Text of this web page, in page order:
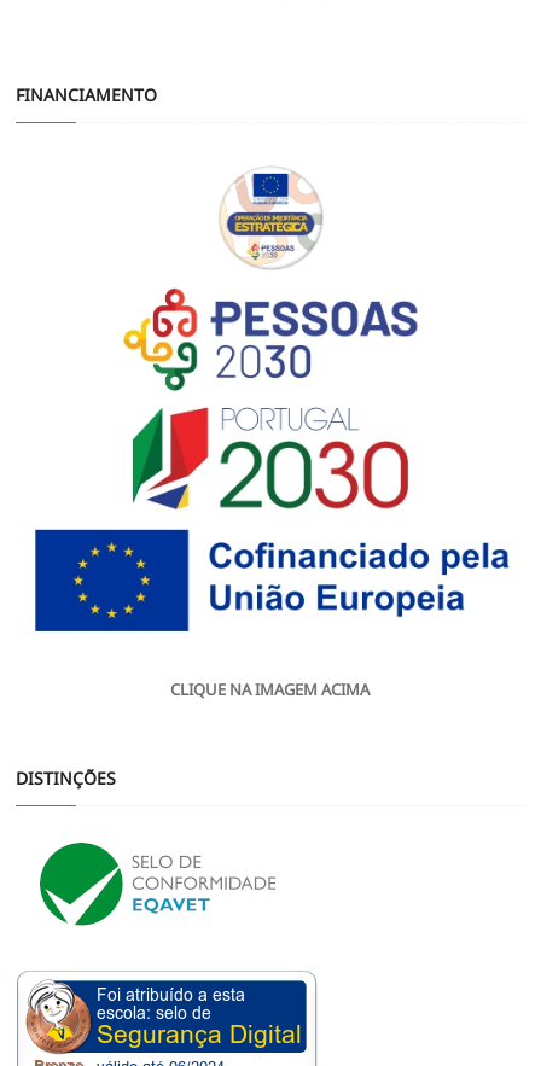
FINANCIAMENTO
CLIQUE NA IMAGEM ACIMA
DISTINÇÕES